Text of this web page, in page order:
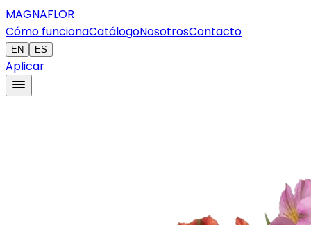
MAGNAFLOR
Cómo funcionaCatálogoNosotrosContacto
EN ES
Aplicar